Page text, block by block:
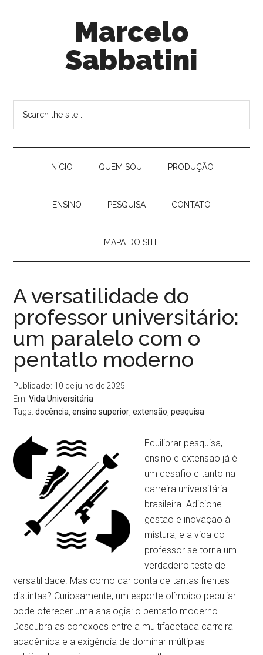
Marcelo
Sabbatini
INÍ­CIO QUEM SOU PRODUÇÃO
ENSINO PESQUISA CONTATO
MAPA DO SITE
A versatilidade do
professor universitário:
um paralelo com o
pentatlo moderno
Publicado: 10 de julho de 2025
Em:Vida Universitária
Tags:docência ,ensino superior ,extensão ,pesquisa
Equilibrar pesquisa,
ensino e extensão já é
um desafio e tanto na
carreira universitária
brasileira. Adicione
gestão e inovação à
mistura, e a vida do
professor se torna um
verdadeiro teste de
versatilidade. Mas como dar conta de tantas frentes
distintas? Curiosamente, um esporte olímpico peculiar
pode oferecer uma analogia: o pentatlo moderno.
Descubra as conexões entre a multifacetada carreira
acadêmica e a exigência de dominar múltiplas